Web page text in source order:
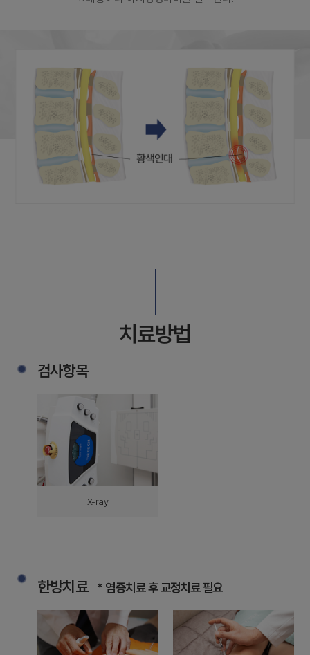
치료방법
검사항목
X-ray
한방치료 * 염증치료 후 교정치료 필요